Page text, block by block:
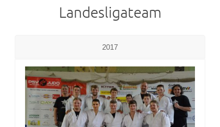
Landesligateam
2017